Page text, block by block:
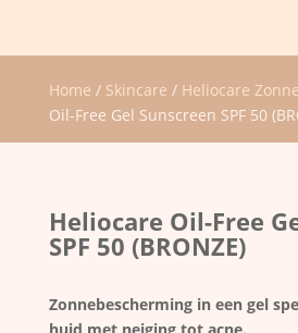
Home / Skincare / Heliocare
Oil-Free Gel Sunscreen SPF 50
Heliocare Oil-Free
SPF 50 (BRONZE)
Zonnebescherming in een gel